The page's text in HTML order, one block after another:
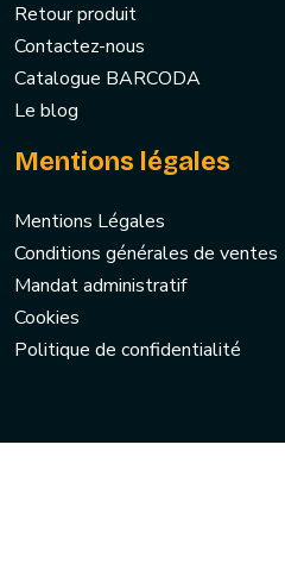
Retour produit
Contactez-nous
Catalogue BARCODA
Le blog
Mentions légales
Mentions Légales
Conditions générales de ventes
Mandat administratif
Cookies
Politique de confidentialité